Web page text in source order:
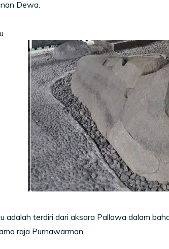
Dewa.
adalah terdiri dari aksara Pallawa dalam
raja Purnawarman